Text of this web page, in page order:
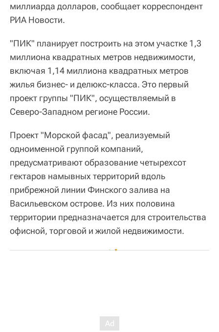
миллиарда долларов, сообщает корреспондент
РИА Новости.
"ПИК" планирует построить на этом участке 1,3
миллиона квадратных метров недвижимости,
включая 1,14 миллиона квадратных метров
жилья бизнес- и делюкс-класса. Это первый
проект группы "ПИК", осуществляемый в
Северо-Западном регионе России.
Проект "Морской фасад", реализуемый
одноименной группой компаний,
предусматривают образование четырехсот
гектаров намывных территорий вдоль
прибрежной линии Финского залива на
Васильевском острове. Из них половина
территории предназначается для строительства
офисной, торговой и жилой недвижимости.